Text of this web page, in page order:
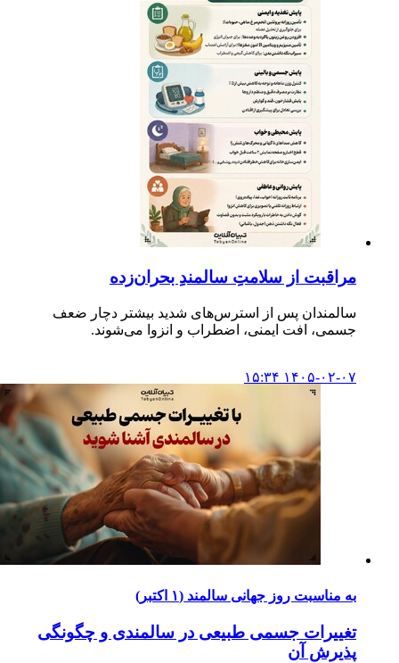
مراقبت از سلامتِ سالمندِ بحران‌زده
سالمندان پس از استرس‌های شدید بیشتر دچار ضعف
جسمی، افت ایمنی، اضطراب و انزوا می‌شوند.
۱۴۰۵-۰۲-۰۷ ۱۵:۳۴
به مناسبت روز جهانی سالمند (۱ اکتبر)
تغییرات جسمی طبیعی در سالمندی و چگونگی
پذیرش آن